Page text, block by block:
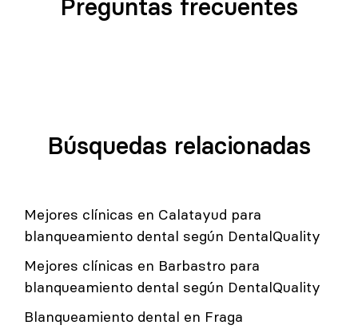
Preguntas frecuentes
Búsquedas relacionadas
Mejores clínicas en Calatayud para
blanqueamiento dental según DentalQuality
Mejores clínicas en Barbastro para
blanqueamiento dental según DentalQuality
Blanqueamiento dental en Fraga